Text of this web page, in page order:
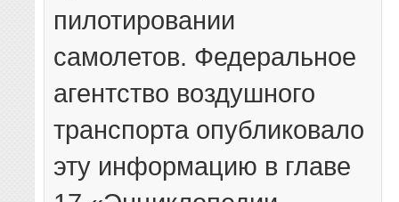
пилотировании
самолетов. Федеральное
агентство воздушного
транспорта опубликовало
эту информацию в главе